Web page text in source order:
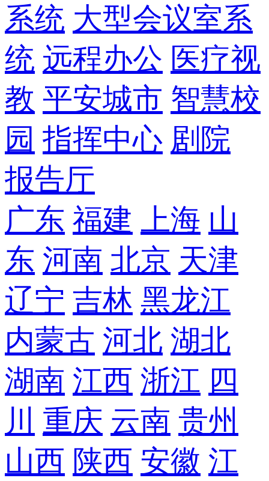
系统 大型会议室系
统 远程办公 医疗视
教 平安城市 智慧校
园 指挥中心 剧院
报告厅
广东 福建 上海 山
东 河南 北京 天津
辽宁 吉林 黑龙江
内蒙古 河北 湖北
湖南 江西 浙江 四
川
重庆 云南 贵州
山西 陕西 安徽 江